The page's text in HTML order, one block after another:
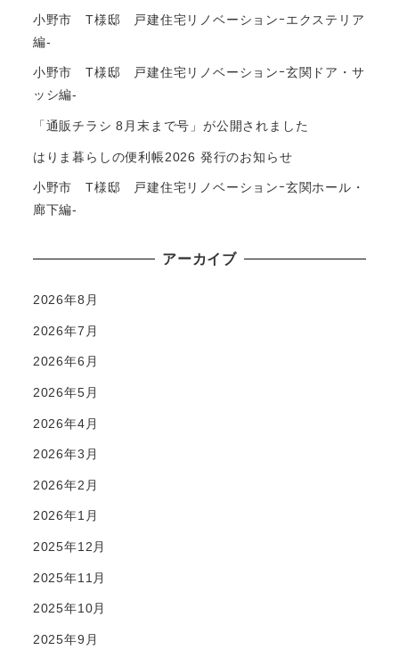
小野市 T様邸 戸建住宅リノベーションｰエクステリア
編-
小野市 T様邸 戸建住宅リノベーションｰ玄関ドア・サ
ッシ編-
「通販チラシ 8月末まで号」が公開されました
はりま暮らしの便利帳2026 発行のお知らせ
小野市 T様邸 戸建住宅リノベーションｰ玄関ホール・
廊下編-
アーカイブ
2026年8月
2026年7月
2026年6月
2026年5月
2026年4月
2026年3月
2026年2月
2026年1月
2025年12月
2025年11月
2025年10月
2025年9月